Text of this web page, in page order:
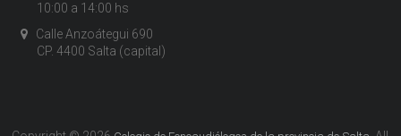
10:00 a 14:00 hs
Calle Anzoátegui 690
CP. 4400 Salta (capital)